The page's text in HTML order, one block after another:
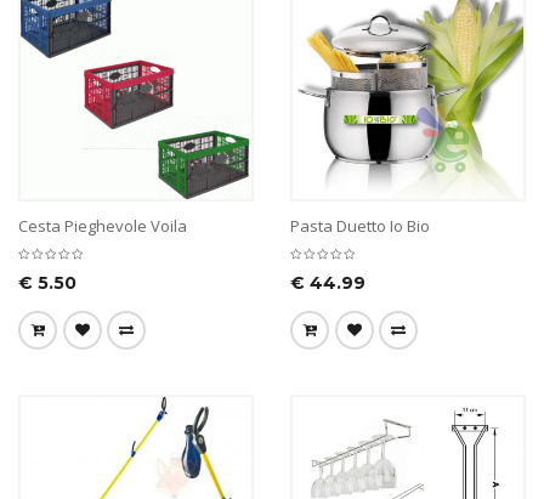
Cesta Pieghevole Voila
€ 5.50
Pasta Duetto Io Bio
€ 44.99